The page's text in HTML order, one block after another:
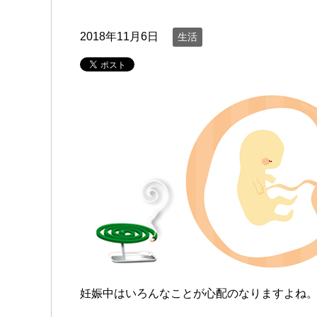
2018年11月6日 生活
妊娠中はいろんなことが心配のなりますよね。